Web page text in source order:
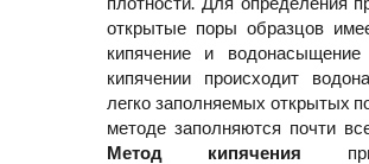
открытые поры образцов
кипячение и
кипячении происходит
легко заполняемых открытых
методе заполняются почти
Метод кипячения